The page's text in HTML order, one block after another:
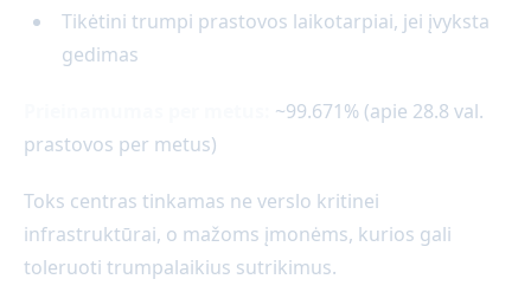
Tikėtini trumpi prastovos laikotarpiai, jei įvyksta
gedimas
~99.671% (apie 28.8 val.
prastovos per metus)
Toks centras tinkamas ne verslo kritinei
infrastruktūrai, o mažoms įmonėms, kurios gali
toleruoti trumpalaikius sutrikimus.